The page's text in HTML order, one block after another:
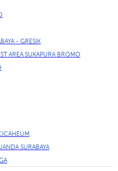
- GRESIK
AREA SUKAPURA BROMO
SURABAYA